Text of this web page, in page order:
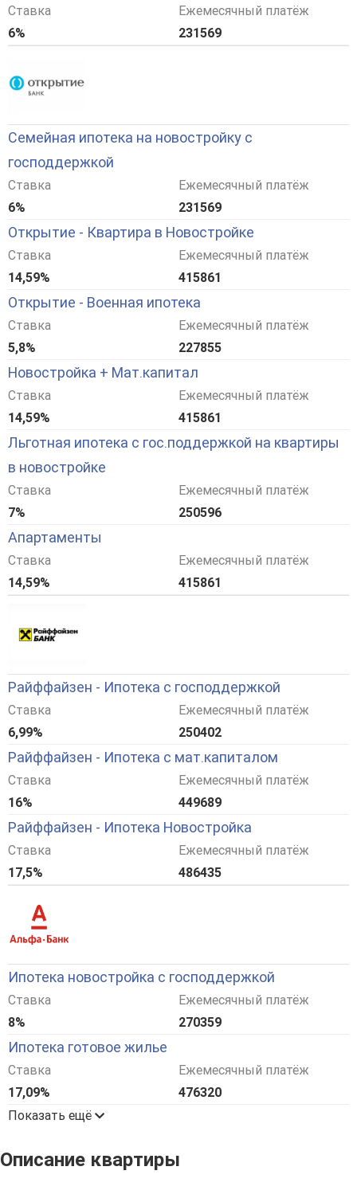
Ставка
6%
Ежемесячный платёж
231569
Семейная ипотека на новостройку с
господдержкой
Ставка
6%
Ежемесячный платёж
231569
Открытие - Квартира в Новостройке
Ставка
14,59%
Ежемесячный платёж
415861
Открытие - Военная ипотека
Ставка
5,8%
Ежемесячный платёж
227855
Новостройка + Мат.капитал
Ставка
14,59%
Ежемесячный платёж
415861
Льготная ипотека с гос.поддержкой на квартиры
в новостройке
Ставка
7%
Ежемесячный платёж
250596
Апартаменты
Ставка
14,59%
Ежемесячный платёж
415861
Райффайзен - Ипотека с господдержкой
Ставка
6,99%
Ежемесячный платёж
250402
Райффайзен - Ипотека с мат.капиталом
Ставка
16%
Ежемесячный платёж
449689
Райффайзен - Ипотека Новостройка
Ставка
17,5%
Ежемесячный платёж
486435
Ипотека новостройка с господдержкой
Ставка
8%
Ежемесячный платёж
270359
Ипотека готовое жилье
Ставка
17,09%
Ежемесячный платёж
476320
Показать ещё
Описание квартиры